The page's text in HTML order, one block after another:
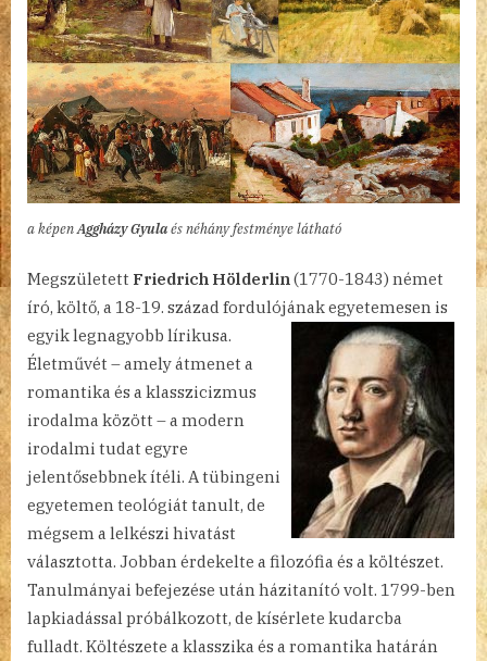
a képenAggházy Gyulaés néhány festménye látható
Megszületett Friedrich Hölderlin(1770-1843) német
író, költő, a 18-19. század fordulójának egyetemesen is
egyiklegnagyobb lírikusa.
Életművét – amely átmenet a
romantika és a klasszicizmus
irodalma között – a modern
irodalmi tudat egyre
jelentősebbnek ítéli. A tübingeni
egyetemen teológiát tanult, de
mégsem a lelkészi hivatást
választotta. Jobban érdekelte a filozófia és a költészet.
Tanulmányai befejezése után házitanító volt. 1799-ben
lapkiadással próbálkozott, de kísérlete kudarcba
fulladt. Költészete a klasszika és a romantika határán